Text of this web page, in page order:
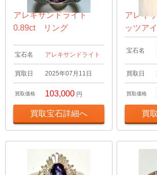
アレキサンドライト
0.89ct リング
宝石名 アレキサンドライト
買取日 2025年07月11日
買取価格 103,000 円
買取宝石詳細へ
アレキ
ッツア
宝石名
買取日
買取価格
買